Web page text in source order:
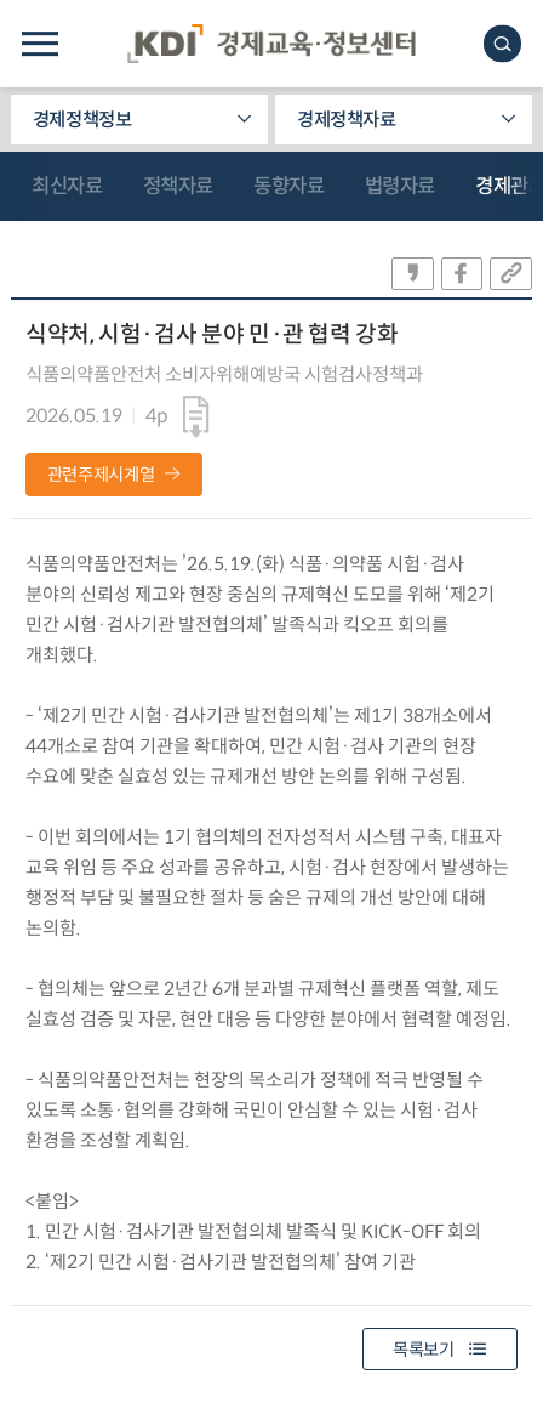
경제정책정보 경제정책자료
최신자료 정책자료 동향자료 법령자료 경제관
식약처, 시험·검사 분야 민·관 협력 강화
식품의약품안전처 소비자위해예방국 시험검사정책과
2026.05.19
4p
관련주제시계열
식품의약품안전처는 ’26.5.19.(화) 식품·의약품 시험·검사
분야의 신뢰성 제고와 현장 중심의 규제혁신 도모를 위해 ‘제2기
민간 시험·검사기관 발전협의체’ 발족식과 킥오프 회의를
개최했다.
- ‘제2기 민간 시험·검사기관 발전협의체’는 제1기 38개소에서
44개소로 참여 기관을 확대하여, 민간 시험·검사 기관의 현장
수요에 맞춘 실효성 있는 규제개선 방안 논의를 위해 구성됨.
- 이번 회의에서는 1기 협의체의 전자성적서 시스템 구축, 대표자
교육 위임 등 주요 성과를 공유하고, 시험·검사 현장에서 발생하는
행정적 부담 및 불필요한 절차 등 숨은 규제의 개선 방안에 대해
논의함.
- 협의체는 앞으로 2년간 6개 분과별 규제혁신 플랫폼 역할, 제도
실효성 검증 및 자문, 현안 대응 등 다양한 분야에서 협력할 예정임.
- 식품의약품안전처는 현장의 목소리가 정책에 적극 반영될 수
있도록 소통·협의를 강화해 국민이 안심할 수 있는 시험·검사
환경을 조성할 계획임.
<붙임>
1. 민간 시험·검사기관 발전협의체 발족식 및 KICK-OFF 회의
2. ‘제2기 민간 시험·검사기관 발전협의체’ 참여 기관
목록보기